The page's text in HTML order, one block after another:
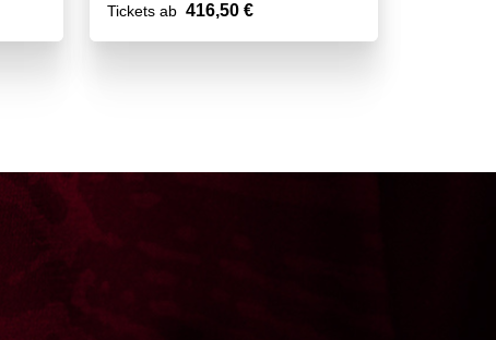
Tickets ab 416,50 €